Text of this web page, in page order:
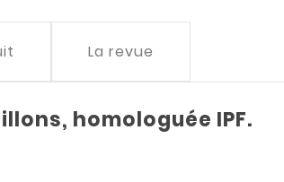
La revue
homologuée IPF.